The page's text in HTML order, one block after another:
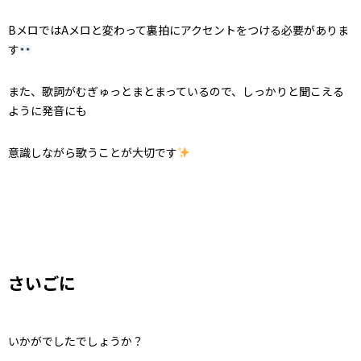
BメロではAメロと変わって裏拍にアクセントをつける必要がありま
す
また、歌詞がむぎゅっとまとまっているので、しっかりと聞こえる
ように発音にも
意識しながら歌うことが大切です
さいごに
いかがでしたでしょうか？